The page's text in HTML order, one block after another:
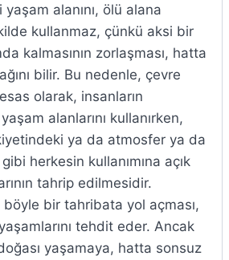
alanını, ölü alana
kullanmaz, çünkü aksi bir
kalmasının zorlaşması, hatta
bilir. Bu nedenle, çevre
olarak, insanların
alanlarını kullanırken,
ya da atmosfer ya da
herkesin kullanımına açık
tahrip edilmesidir.
böyle bir tahribata yol açması,
tehdit eder. Ancak
yaşamaya, hatta sonsuz